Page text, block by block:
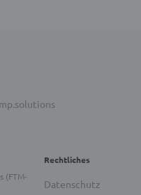
(FTM-
Rechtliches
Datenschutz